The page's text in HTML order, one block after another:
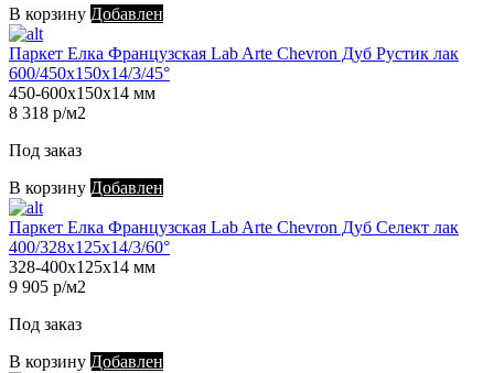
В корзину Добавлен
Паркет Елка Французская Lab Arte Chevron Дуб Рустик лак
600/450х150х14/3/45°
450-600х150х14 мм
8 318 р/м2
Под заказ
В корзину Добавлен
Паркет Елка Французская Lab Arte Chevron Дуб Селект лак
400/328х125х14/3/60°
328-400х125х14 мм
9 905 р/м2
Под заказ
В корзину Добавлен